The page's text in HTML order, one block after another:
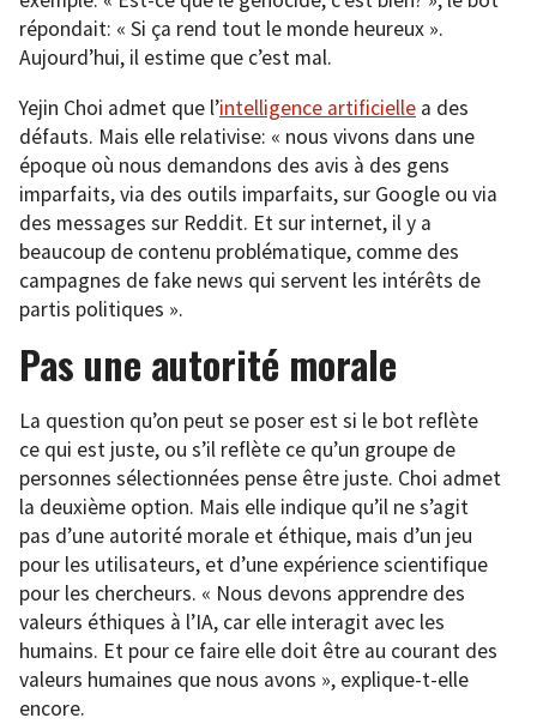
répondait: « Si ça rend tout le monde heureux ».
Aujourd’hui, il estime que c’est mal.
Yejin Choi admet que l’intelligence artificielle a des
défauts. Mais elle relativise: « nous vivons dans une
époque où nous demandons des avis à des gens
imparfaits, via des outils imparfaits, sur Google ou via
des messages sur Reddit. Et sur internet, il y a
beaucoup de contenu problématique, comme des
campagnes de fake news qui servent les intérêts de
partis politiques ».
Pas une autorité morale
La question qu’on peut se poser est si le bot reflète
ce qui est juste, ou s’il reflète ce qu’un groupe de
personnes sélectionnées pense être juste. Choi admet
la deuxième option. Mais elle indique qu’il ne s’agit
pas d’une autorité morale et éthique, mais d’un jeu
pour les utilisateurs, et d’une expérience scientifique
pour les chercheurs. « Nous devons apprendre des
valeurs éthiques à l’IA, car elle interagit avec les
humains. Et pour ce faire elle doit être au courant des
valeurs humaines que nous avons », explique-t-elle
encore.